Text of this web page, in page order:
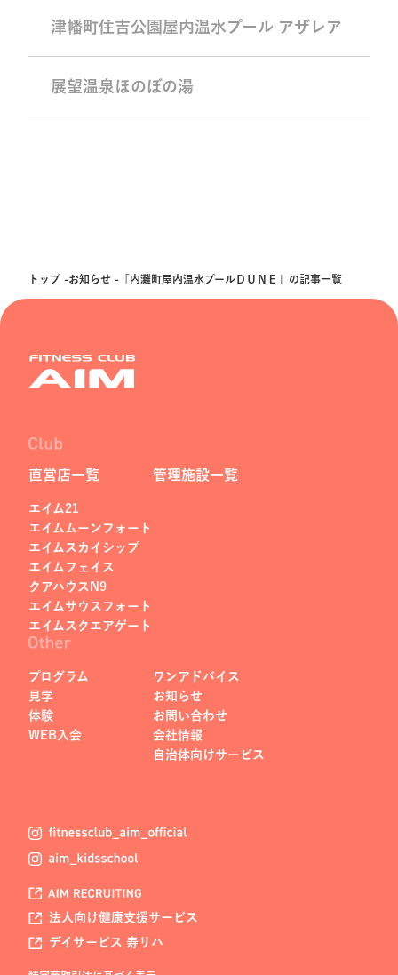
津幡町住吉公園屋内温水プール アザレア
展望温泉ほのぼの湯
トップ お知らせ 「内灘町屋内温水プールＤＵＮＥ」の記事一覧
直営店一覧
エイム21
エイムムーンフォート
エイムスカイシップ
エイムフェイス
クアハウスN9
エイムサウスフォート
エイムスクエアゲート
管理施設一覧
プログラム
見学
体験
WEB入会
ワンアドバイス
お知らせ
お問い合わせ
会社情報
自治体向けサービス
法人向け健康支援サービス
デイサービス 寿リハ